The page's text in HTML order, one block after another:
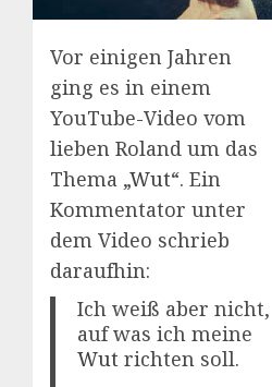
Vor einigen Jahren
ging es in einem
YouTube-Video vom
lieben Roland um das
Thema „Wut“. Ein
Kommentator unter
dem Video schrieb
daraufhin:
Ich weiß aber nicht,
auf was ich meine
Wut richten soll.